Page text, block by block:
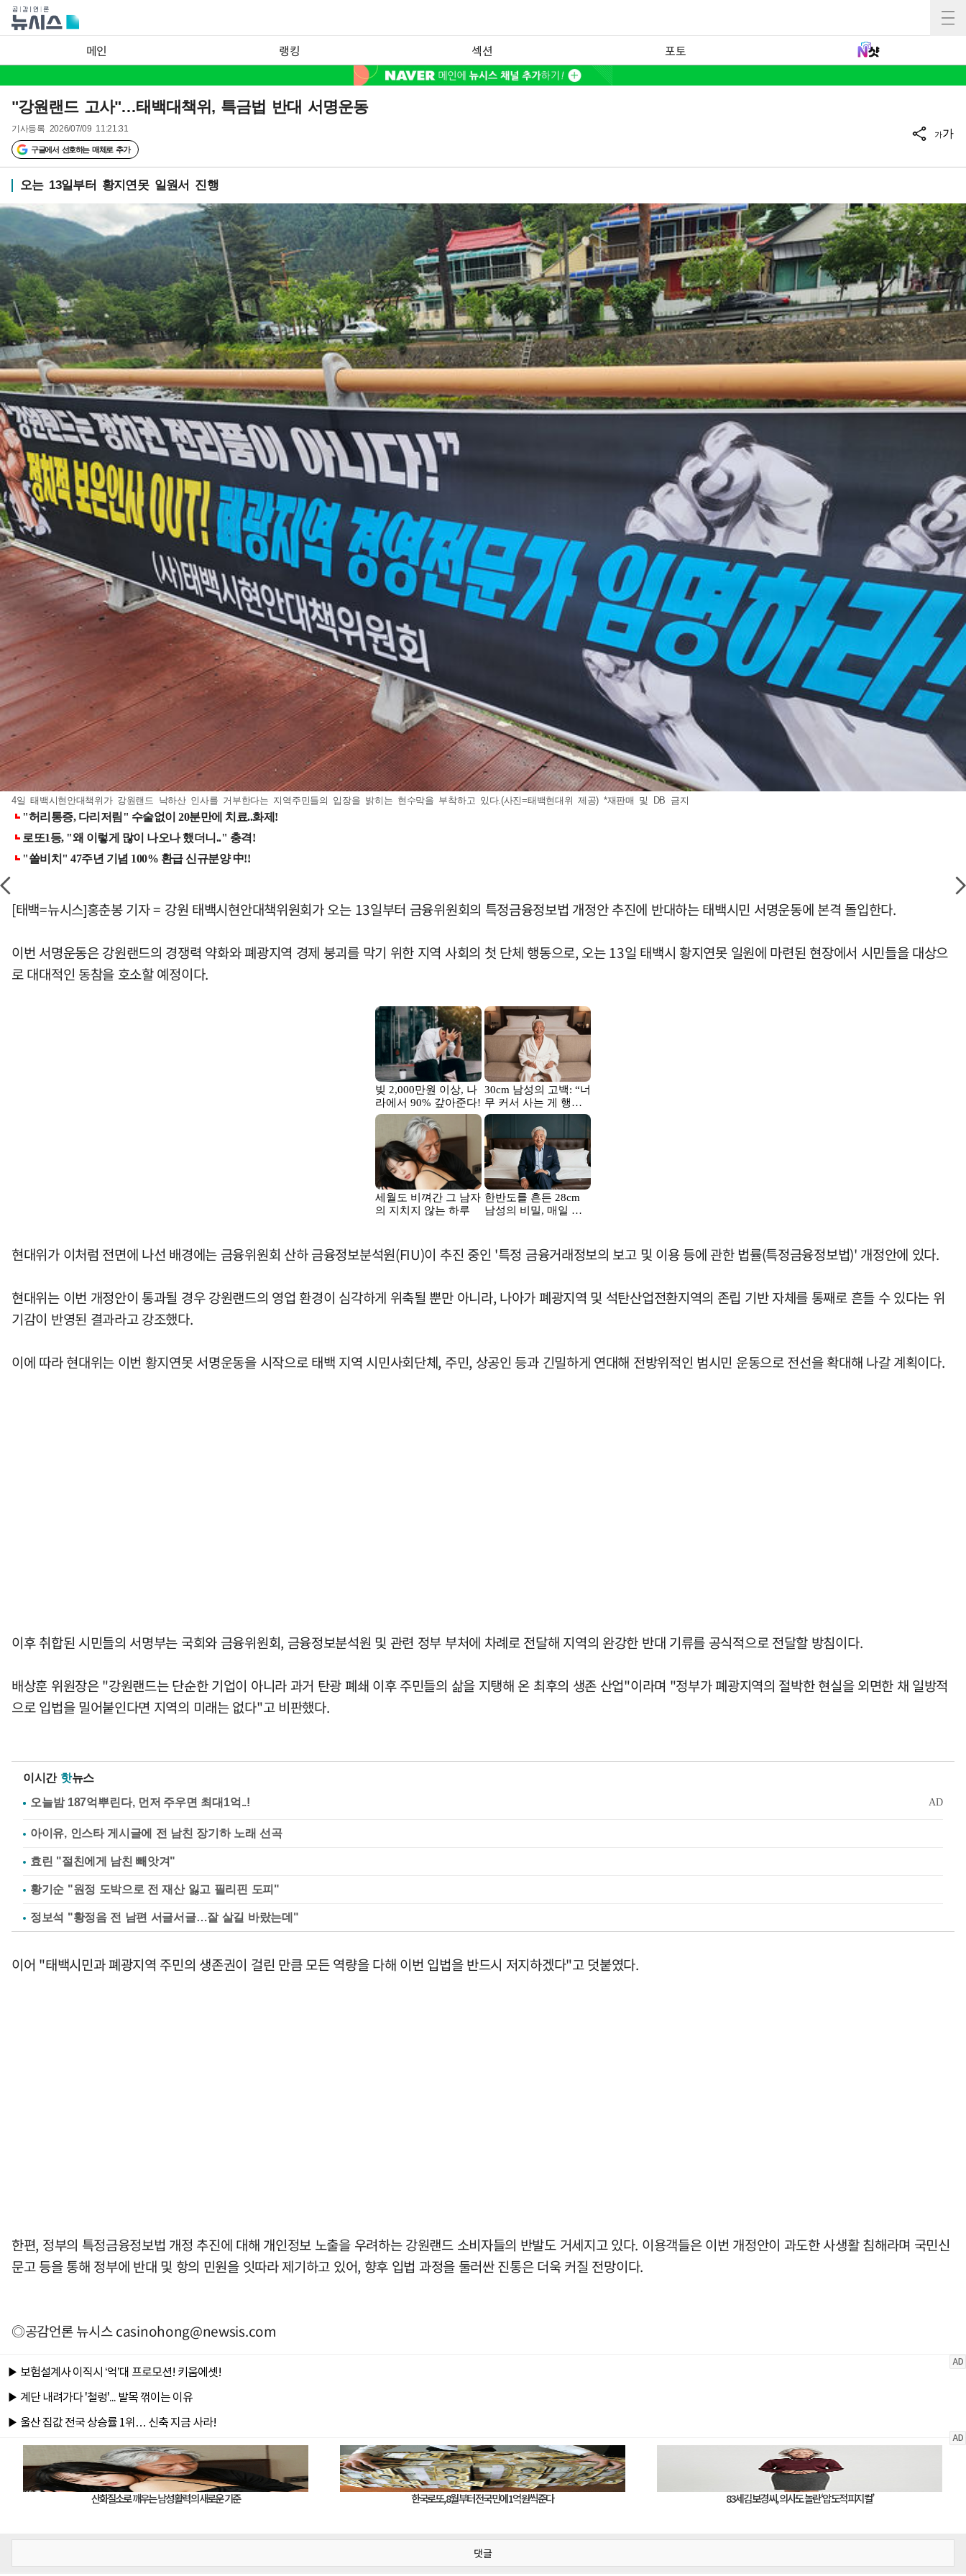
메인 랭킹 섹션 포토
"강원랜드 고사"…태백대책위, 특금법 반대 서명운동
기사등록 2026/07/09 11:21:31
구글에서 선호하는 매체로 추가
가가
오는 13일부터 황지연못 일원서 진행
4일 태백시현안대책위가 강원랜드 낙하산 인사를 거부한다는 지역주민들의 입장을 밝히는 현수막을 부착하고 있다.(사진=태백현대위 제공) *재판매 및 DB 금지
[태백=뉴시스]홍춘봉 기자 = 강원 태백시현안대책위원회가 오는 13일부터 금융위원회의 특정금융정보법 개정안 추진에 반대하는 태백시민 서명운동에 본격 돌입한다.
이번 서명운동은 강원랜드의 경쟁력 약화와 폐광지역 경제 붕괴를 막기 위한 지역 사회의 첫 단체 행동으로, 오는 13일 태백시 황지연못 일원에 마련된 현장에서 시민들을 대상으
로 대대적인 동참을 호소할 예정이다.
현대위가 이처럼 전면에 나선 배경에는 금융위원회 산하 금융정보분석원(FIU)이 추진 중인 '특정 금융거래정보의 보고 및 이용 등에 관한 법률(특정금융정보법)' 개정안에 있다.
현대위는 이번 개정안이 통과될 경우 강원랜드의 영업 환경이 심각하게 위축될 뿐만 아니라, 나아가 폐광지역 및 석탄산업전환지역의 존립 기반 자체를 통째로 흔들 수 있다는 위
기감이 반영된 결과라고 강조했다.
이에 따라 현대위는 이번 황지연못 서명운동을 시작으로 태백 지역 시민사회단체, 주민, 상공인 등과 긴밀하게 연대해 전방위적인 범시민 운동으로 전선을 확대해 나갈 계획이다.
이후 취합된 시민들의 서명부는 국회와 금융위원회, 금융정보분석원 및 관련 정부 부처에 차례로 전달해 지역의 완강한 반대 기류를 공식적으로 전달할 방침이다.
배상훈 위원장은 "강원랜드는 단순한 기업이 아니라 과거 탄광 폐쇄 이후 주민들의 삶을 지탱해 온 최후의 생존 산업"이라며 "정부가 폐광지역의 절박한 현실을 외면한 채 일방적
으로 입법을 밀어붙인다면 지역의 미래는 없다"고 비판했다.
이시간 핫뉴스
아이유, 인스타 게시글에 전 남친 장기하 노래 선곡
효린 "절친에게 남친 빼앗겨"
황기순 "원정 도박으로 전 재산 잃고 필리핀 도피"
정보석 "황정음 전 남편 서글서글…잘 살길 바랐는데"
이어 "태백시민과 폐광지역 주민의 생존권이 걸린 만큼 모든 역량을 다해 이번 입법을 반드시 저지하겠다"고 덧붙였다.
한편, 정부의 특정금융정보법 개정 추진에 대해 개인정보 노출을 우려하는 강원랜드 소비자들의 반발도 거세지고 있다. 이용객들은 이번 개정안이 과도한 사생활 침해라며 국민신
문고 등을 통해 정부에 반대 및 항의 민원을 잇따라 제기하고 있어, 향후 입법 과정을 둘러싼 진통은 더욱 커질 전망이다.
◎공감언론 뉴시스casinohong@newsis.com
댓글